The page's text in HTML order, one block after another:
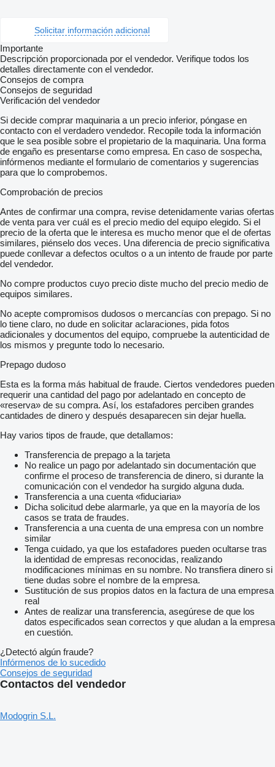
Solicitar información adicional
Importante
Descripción proporcionada por el vendedor. Verifique todos los
detalles directamente con el vendedor.
Consejos de compra
Consejos de seguridad
Verificación del vendedor
Si decide comprar maquinaria a un precio inferior, póngase en
contacto con el verdadero vendedor. Recopile toda la información
que le sea posible sobre el propietario de la maquinaria. Una forma
de engaño es presentarse como empresa. En caso de sospecha,
infórmenos mediante el formulario de comentarios y sugerencias
para que lo comprobemos.
Comprobación de precios
Antes de confirmar una compra, revise detenidamente varias ofertas
de venta para ver cuál es el precio medio del equipo elegido. Si el
precio de la oferta que le interesa es mucho menor que el de ofertas
similares, piénselo dos veces. Una diferencia de precio significativa
puede conllevar a defectos ocultos o a un intento de fraude por parte
del vendedor.
No compre productos cuyo precio diste mucho del precio medio de
equipos similares.
No acepte compromisos dudosos o mercancías con prepago. Si no
lo tiene claro, no dude en solicitar aclaraciones, pida fotos
adicionales y documentos del equipo, compruebe la autenticidad de
los mismos y pregunte todo lo necesario.
Prepago dudoso
Esta es la forma más habitual de fraude. Ciertos vendedores pueden
requerir una cantidad del pago por adelantado en concepto de
«reserva» de su compra. Así, los estafadores perciben grandes
cantidades de dinero y después desaparecen sin dejar huella.
Hay varios tipos de fraude, que detallamos:
Transferencia de prepago a la tarjeta
No realice un pago por adelantado sin documentación que
confirme el proceso de transferencia de dinero, si durante la
comunicación con el vendedor ha surgido alguna duda.
Transferencia a una cuenta «fiduciaria»
Dicha solicitud debe alarmarle, ya que en la mayoría de los
casos se trata de fraudes.
Transferencia a una cuenta de una empresa con un nombre
similar
Tenga cuidado, ya que los estafadores pueden ocultarse tras
la identidad de empresas reconocidas, realizando
modificaciones mínimas en su nombre. No transfiera dinero si
tiene dudas sobre el nombre de la empresa.
Sustitución de sus propios datos en la factura de una empresa
real
Antes de realizar una transferencia, asegúrese de que los
datos especificados sean correctos y que aludan a la empresa
en cuestión.
¿Detectó algún fraude?
Infórmenos de lo sucedido
Consejos de seguridad
Contactos del vendedor
Modogrin S.L.